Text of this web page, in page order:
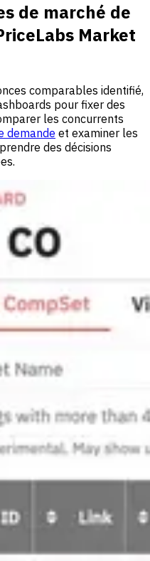
de marché de
Market
comparables identifié,
pour fixer des
les concurrents
demande et examiner les
des décisions